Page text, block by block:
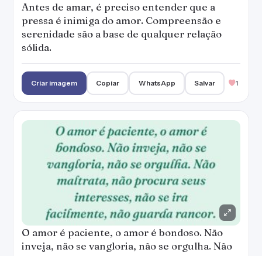
Antes de amar, é preciso entender que a
pressa é inimiga do amor. Compreensão e
serenidade são a base de qualquer relação
sólida.
Criar imagem Copiar WhatsApp Salvar 1
O amor é paciente, o amor é bondoso. Não
inveja, não se vangloria, não se orgulha. Não